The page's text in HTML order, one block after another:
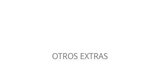
OTROS EXTRAS